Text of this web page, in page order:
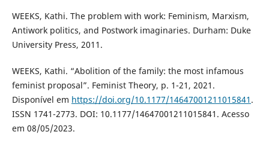
WEEKS, Kathi. The problem with work: Feminism, Marxism,
Antiwork politics, and Postwork imaginaries. Durham: Duke
University Press, 2011.
WEEKS, Kathi. “Abolition of the family: the most infamous
feminist proposal”. Feminist Theory, p. 1-21, 2021.
Disponível em https://doi.org/10.1177/14647001211015841 .
ISSN 1741-2773. DOI: 10.1177/14647001211015841. Acesso
em 08/05/2023.